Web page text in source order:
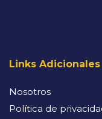
Links Adicionales
Nosotros
Política de